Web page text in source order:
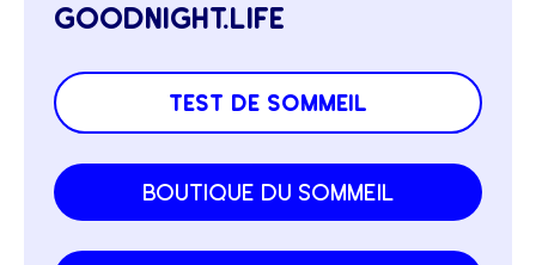
goodnight.life
test de sommeil
boutique du sommeil